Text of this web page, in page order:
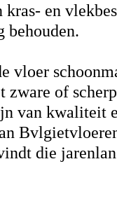
en
behouden.
vloer
zware of
van kwaliteit
die